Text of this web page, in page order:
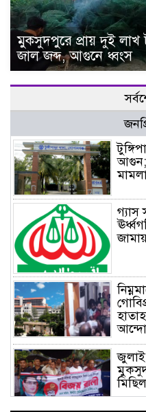
মুকসুদপুরে প্রায় দুই লাখ
জাল জব্দ, আগুনে ধ্বংস
আগুন;
গ্যাস
জুলাই